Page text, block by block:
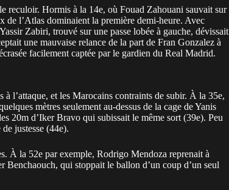
reculoir. Hormis à la 14e, où Fouad Zahouani sauvait sur
de l’Atlas dominaient la première demi-heure. Avec
Zabiri, trouvé sur une passe lobée à gauche, dévissait
une mauvaise relance de la part de Fran Gonzalez à
facilement captée par le gardien du Real Madrid.
à l’attaque, et les Marocains contraints de subir. À la 35e,
mètres seulement au-dessus de la cage de Yanis
20m d’Iker Bravo qui subissait le même sort (39e). Peu
justesse (44e).
À la 52e par exemple, Rodrigo Mendoza reprenait à
qui stoppait le ballon d’un coup d’un seul